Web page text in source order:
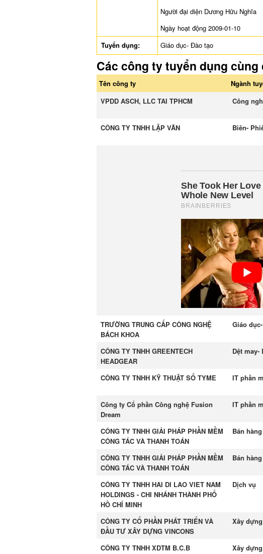
Người đại diện Dương Hữu Nghĩa
Ngày hoạt động 2009-01-10
Tuyển dụng:
Giáo dục- Đào tạo
Các công ty tuyển dụng cùng
Tên công ty Ngành
VPDD ASCH, LLC TAI TPHCM
Công
CÔNG TY TNHH LẬP VĂN Biên-
TRƯỜNG TRUNG CẤP CÔNG NGHỆ
BÁCH KHOA
Giáo
CÔNG TY TNHH GREENTECH
HEADGEAR
Dệt may-
CÔNG TY TNHH KỸ THUẬT SỐ TYME IT phần
Công ty Cổ phần Công nghệ Fusion
Dream
IT phần
CÔNG TY TNHH GIẢI PHÁP PHẦN MỀM
CÔNG TÁC VÀ THANH TOÁN
Bán hàng
CÔNG TY TNHH GIẢI PHÁP PHẦN MỀM
CÔNG TÁC VÀ THANH TOÁN
Bán hàng
CÔNG TY TNHH HAI DI LAO VIET NAM
HOLDINGS - CHI NHÁNH THÀNH PHỐ
HỒ CHÍ MINH
Dịch vụ
CÔNG TY CỔ PHẦN PHÁT TRIỂN VÀ
ĐẦU TƯ XÂY DỰNG VINCONS
Xây dựng
CÔNG TY TNHH XDTM B.C.B Xây dựng